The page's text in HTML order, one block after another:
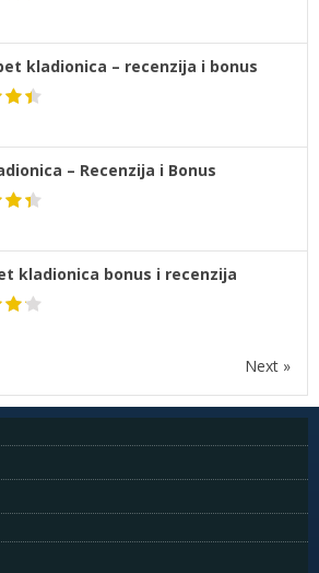
kladionica – recenzija i bonus
– Recenzija i Bonus
kladionica bonus i recenzija
Next »